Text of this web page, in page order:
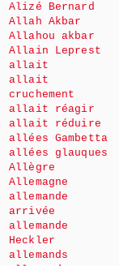
Alizé Bernard
Allah Akbar
Allahou akbar
Allain Leprest
allait
allait
cruchement
allait réagir
allait réduire
allées Gambetta
allées glauques
Allègre
Allemagne
allemande
arrivée
allemande
Heckler
allemands